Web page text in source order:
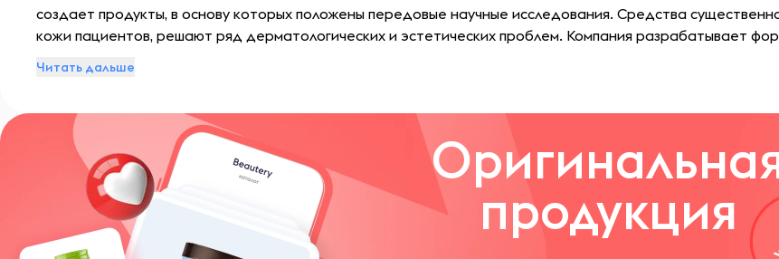
создает продукты, в основу которых положены передовые научные исследования. Средства
кожи пациентов, решают ряд дерматологических и эстетических проблем. Компания разрабатывает
медицины. Цель La Beaute Medicale – представление максимальных результатов от ухода за кожей как в
Читать дальше
продукция